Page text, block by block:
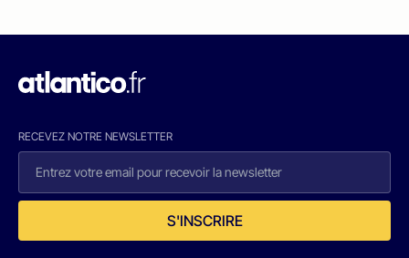
RECEVEZ NOTRE NEWSLETTER
S'INSCRIRE